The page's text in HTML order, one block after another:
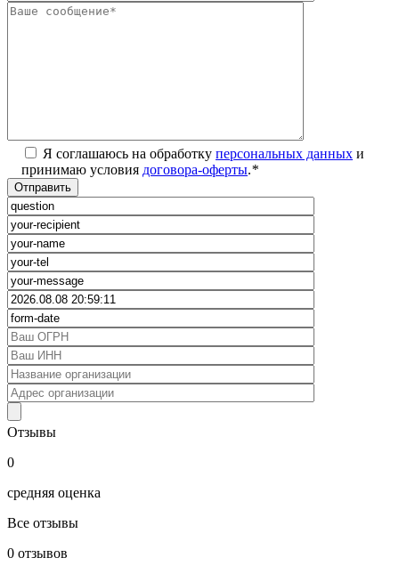
Я соглашаюсь на обработку персональных данных и
принимаю условия договора-оферты.*
Отзывы
0
средняя оценка
Все отзывы
0 отзывов